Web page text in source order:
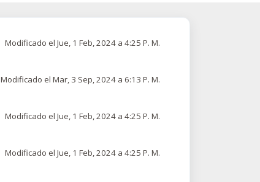
Modificado el Jue, 1 Feb, 2024 a 4:25 P. M.
Modificado el Mar, 3 Sep, 2024 a 6:13 P. M.
Modificado el Jue, 1 Feb, 2024 a 4:25 P. M.
Modificado el Jue, 1 Feb, 2024 a 4:25 P. M.